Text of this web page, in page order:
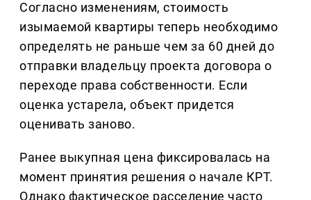
Согласно изменениям, стоимость
изымаемой квартиры теперь необходимо
определять не раньше чем за 60 дней до
отправки владельцу проекта договора о
переходе права собственности. Если
оценка устарела, объект придется
оценивать заново.
Ранее выкупная цена фиксировалась на
момент принятия решения о начале КРТ.
Однако фактическое расселение часто